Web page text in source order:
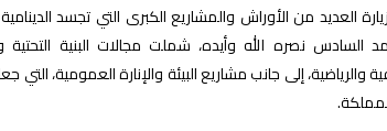
العديد من الأوراش والمشاريع الكبرى التي تجسد
السادس نصره الله وأيده، شملت مجالات البنية التحتية
والرياضية، إلى جانب مشاريع البيئة والإنارة العمومية،